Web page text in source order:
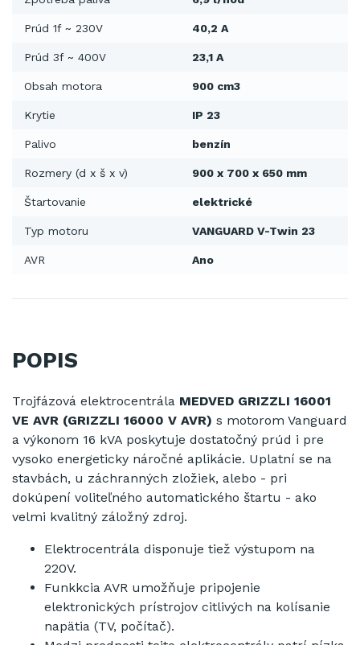
Prúd 1f ~ 230V 40,2 A
Prúd 3f ~ 400V 23,1 A
Obsah motora 900 cm3
Krytie IP 23
Palivo benzín
Rozmery (d x š x v) 900 x 700 x 650 mm
Štartovanie elektrické
Typ motoru VANGUARD V-Twin 23
AVR Ano
POPIS
Trojfázová elektrocentrála MEDVED GRIZZLI 16001
VE AVR (GRIZZLI 16000 V AVR) s motorom Vanguard
a výkonom 16 kVA poskytuje dostatočný prúd i pre
vysoko energeticky náročné aplikácie. Uplatní se na
stavbách, u záchranných zložiek, alebo - pri
dokúpení voliteľného automatického štartu - ako
velmi kvalitný záložný zdroj.
Elektrocentrála disponuje tiež výstupom na
220V.
Funkkcia AVR umožňuje pripojenie
elektronických prístrojov citlivých na kolísanie
napätia (TV, počítač).